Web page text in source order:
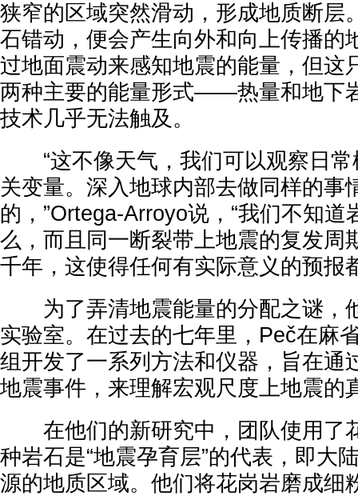
狭窄的区域突然滑动，形成地质断层
石错动，便会产生向外和向上传播的
过地面震动来感知地震的能量，但这
两种主要的能量形式——热量和地下
技术几乎无法触及。
“这不像天气，我们可以观察日常
关变量。深入地球内部去做同样的事
的，”Ortega-Arroyo说，“我们不知道
么，而且同一断裂带上地震的复发周
千年，这使得任何有实际意义的预报
为了弄清地震能量的分配之谜，
实验室。在过去的七年里，Peč在麻
组开发了一系列方法和仪器，旨在通
地震事件，来理解宏观尺度上地震的
在他们的新研究中，团队使用了
种岩石是“地震孕育层”的代表，即大
源的地质区域。他们将花岗岩磨成细